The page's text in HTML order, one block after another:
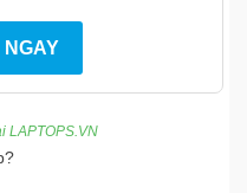
LAPTOPS.VN